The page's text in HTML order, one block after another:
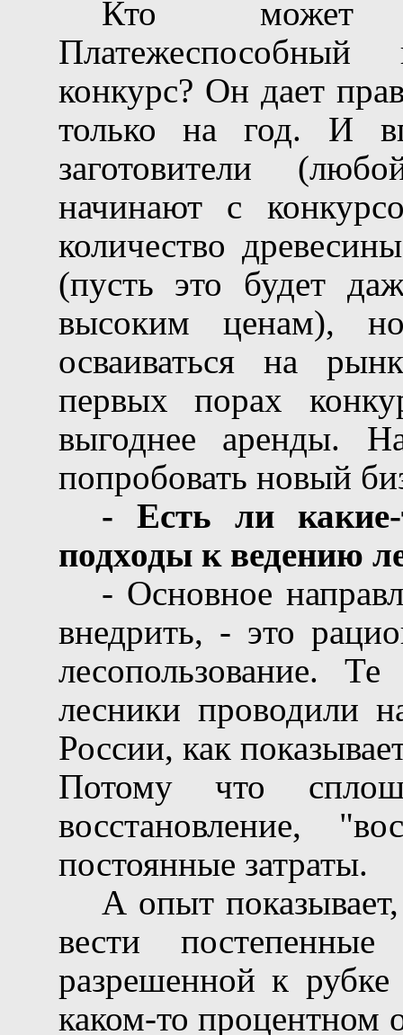
Кто может
конкурс? Он дает
только на год. И
заготовители
начинают с
количество
(пусть это будет
высоким ценам),
осваиваться на
первых порах
выгоднее аренды.
попробовать новый
- Есть ли
подходы к ведению
- Основное
внедрить, - это
лесопользование.
лесники проводили
России, как
Потому что
восстановление,
постоянные затраты.
А опыт
вести
разрешенной к
каком-то процентном